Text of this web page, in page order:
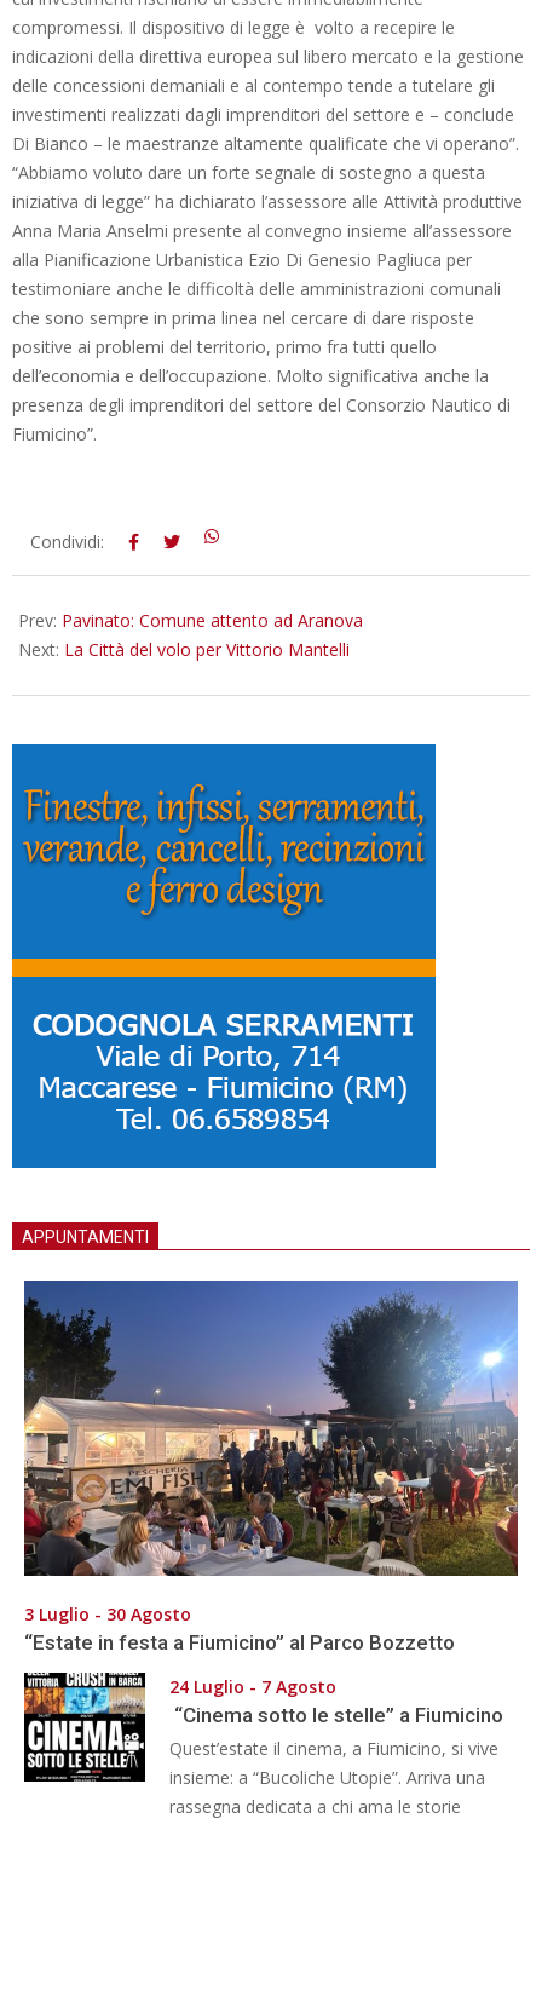
compromessi. Il dispositivo di legge è volto a recepire le
indicazioni della direttiva europea sul libero mercato e la gestione
delle concessioni demaniali e al contempo tende a tutelare gli
investimenti realizzati dagli imprenditori del settore e – conclude
Di Bianco – le maestranze altamente qualificate che vi operano”.
“Abbiamo voluto dare un forte segnale di sostegno a questa
iniziativa di legge” ha dichiarato l’assessore alle Attività produttive
Anna Maria Anselmi presente al convegno insieme all’assessore
alla Pianificazione Urbanistica Ezio Di Genesio Pagliuca per
testimoniare anche le difficoltà delle amministrazioni comunali
che sono sempre in prima linea nel cercare di dare risposte
positive ai problemi del territorio, primo fra tutti quello
dell’economia e dell’occupazione. Molto significativa anche la
presenza degli imprenditori del settore del Consorzio Nautico di
Fiumicino”.
2016-
Condividi:
Prev: Pavinato: Comune attento ad Aranova
Next: La Città del volo per Vittorio Mantelli
APPUNTAMENTI
3 Luglio - 30 Agosto
“Estate in festa a Fiumicino” al Parco Bozzetto
24 Luglio - 7 Agosto
“Cinema sotto le stelle” a Fiumicino
Quest’estate il cinema, a Fiumicino, si vive
insieme: a “Bucoliche Utopie”. Arriva una
rassegna dedicata a chi ama le storie